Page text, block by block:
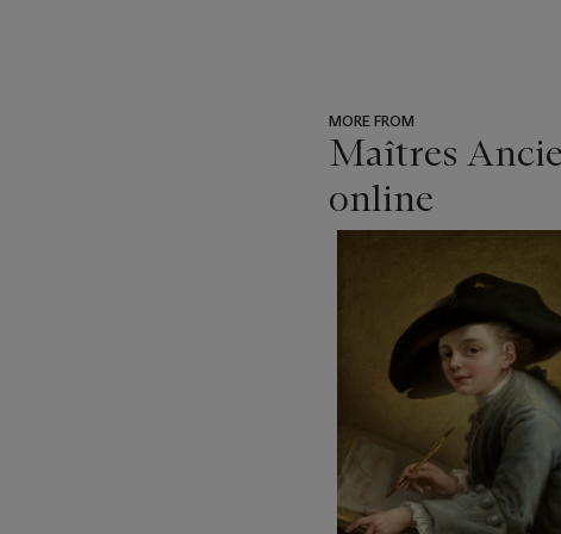
MORE FROM
Maîtres
online
item_current_of_total_txt